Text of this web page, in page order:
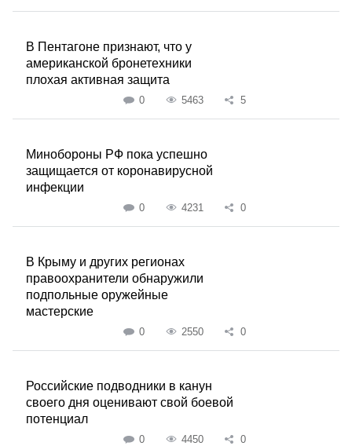
В Пентагоне признают, что у
американской бронетехники
плохая активная защита
0 5463 5
Минобороны РФ пока успешно
защищается от коронавирусной
инфекции
0 4231 0
В Крыму и других регионах
правоохранители обнаружили
подпольные оружейные
мастерские
0 2550 0
Российские подводники в канун
своего дня оценивают свой боевой
потенциал
0 4450 0